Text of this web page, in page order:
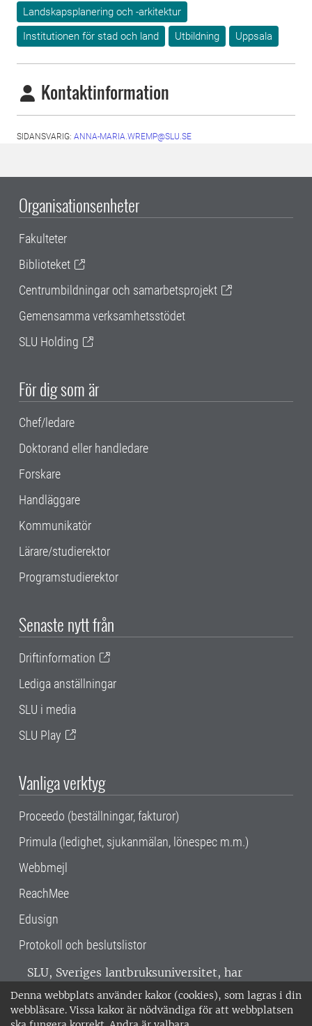
Denna webbplats använder kakor (cookies), som lagras i din
webbläsare. Vissa kakor är nödvändiga för att webbplatsen
Landskapsplanering och -arkitektur
Institutionen för stad och land
Utbildning Uppsala
Kontaktinformation
SIDANSVARIG: ANNA-MARIA.WREMP@SLU.SE
Organisationsenheter
Fakulteter
Biblioteket
Centrumbildningar och samarbetsprojekt
Gemensamma verksamhetsstödet
SLU Holding
För dig som är
Chef/ledare
Doktorand eller handledare
Forskare
Handläggare
Kommunikatör
Lärare/studierektor
Programstudierektor
Senaste nytt från
Driftinformation
Lediga anställningar
SLU i media
SLU Play
Vanliga verktyg
Proceedo (beställningar, fakturor)
Primula (ledighet, sjukanmälan, lönespec m.m.)
Webbmejl
ReachMee
Edusign
Protokoll och beslutslistor
SLU, Sveriges lantbruksuniversitet, har
verksamhet över hela Sverige. Huvudorter är
Alnarp, Uppsala och Umeå.SLU är
miljöcertifierat enligt ISO 14001. •